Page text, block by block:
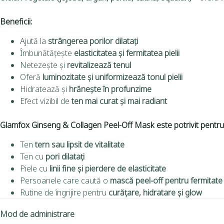
Beneficii:
Ajută la strângerea porilor dilatați
Îmbunătățește elasticitatea și fermitatea pielii
Netezește și revitalizează tenul
Oferă luminozitate și uniformizează tonul pielii
Hidratează și hrănește în profunzime
Efect vizibil deten mai curat și mai radiant
Glamfox Ginseng & Collagen Peel-Off Mask este potrivit
Tentern sau lipsit de vitalitate
Ten cu pori dilatați
Piele cu linii fine și pierdere de elasticitate
Persoanele care caută o mască peel-off pentru fermitate
Rutine de îngrijire pentru curățare, hidratare și glow
Mod de administrare